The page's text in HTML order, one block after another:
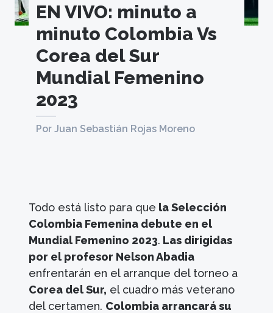
EN VIVO: minuto a
minuto Colombia Vs
Corea del Sur
Mundial Femenino
2023
Por Juan Sebastián Rojas Moreno
Todo está listo para que la Selección
Colombia Femenina debute en el
Mundial Femenino 2023. Las dirigidas
por el profesor Nelson Abadia
enfrentarán en el arranque del torneo a
Corea del Sur, el cuadro más veterano
del certamen. Colombia arrancará su